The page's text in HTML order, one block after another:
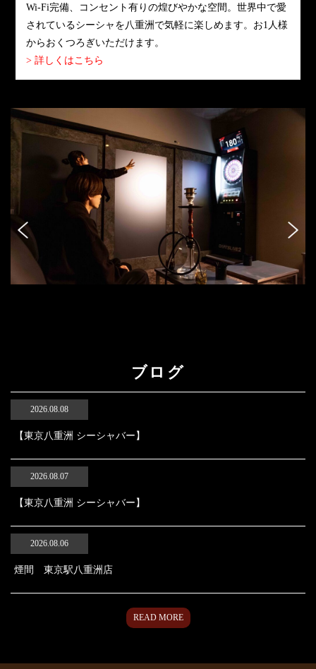
Wi-Fi完備、コンセント有りの煌びやかな空間。世界中で愛
されているシーシャを八重洲で気軽に楽しめます。お1人様
からおくつろぎいただけます。
> 詳しくはこちら
ブログ
2026.08.08
【東京八重洲 シーシャバー】
2026.08.07
【東京八重洲 シーシャバー】
2026.08.06
煙間 東京駅八重洲店
READ MORE